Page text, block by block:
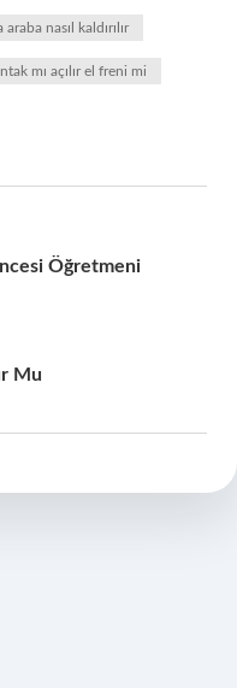
araba nasıl kaldırılır
mı açılır el freni mi
Öğretmeni
Mu